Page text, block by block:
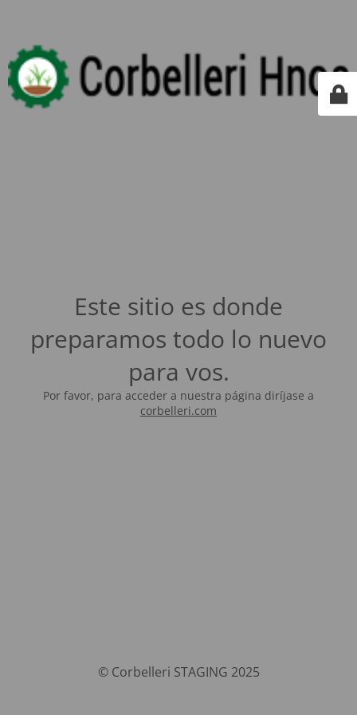
Este sitio es donde
preparamos todo lo nuevo
para vos.
Por favor, para acceder a nuestra página diríjase a
corbelleri.com
© Corbelleri STAGING 2025